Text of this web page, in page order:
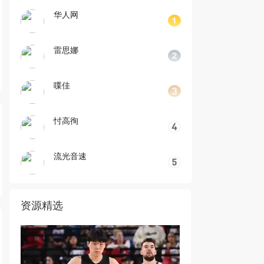
华人网
雷思娜
喋佳
忖高徇
流光音速
资源精选